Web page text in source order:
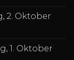
2. Oktober
1. Oktober